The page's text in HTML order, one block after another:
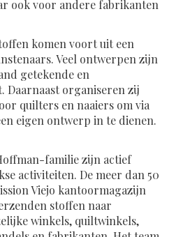
ook voor andere fabrikanten
komen voort uit een
Veel ontwerpen zijn
getekende en
Daarnaast organiseren zij
quilters en naaiers om via
eigen ontwerp in te dienen.
familie zijn actief
activiteiten. De meer dan 50
Viejo kantoormagazijn
stoffen naar
winkels, quiltwinkels,